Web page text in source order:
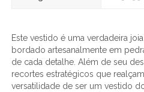
Este vestido é uma verdadeira
bordado artesanalmente em
de cada detalhe. Além de seu
recortes estratégicos que
versatilidade de ser um vestido